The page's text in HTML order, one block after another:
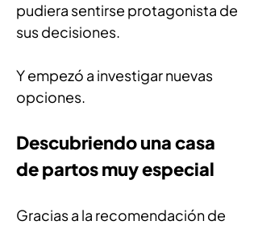
pudiera sentirse protagonista de
sus decisiones.
Y empezó a investigar nuevas
opciones.
Descubriendo una casa
de partos muy especial
Gracias a la recomendación de